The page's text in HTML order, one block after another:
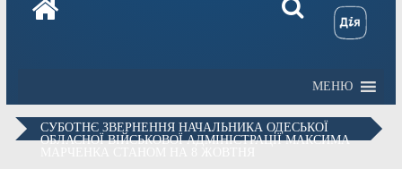
МЕНЮ
СУБОТНЄ ЗВЕРНЕННЯ НАЧАЛЬНИКА ОДЕСЬКОЇ
ОБЛАСНОЇ ВІЙСЬКОВОЇ АДМІНІСТРАЦІЇ МАКСИМА